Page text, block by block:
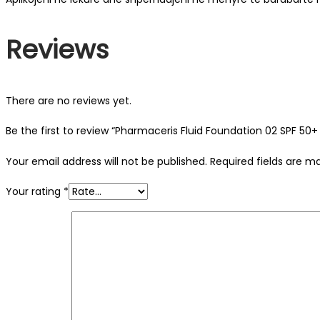
Reviews
There are no reviews yet.
Be the first to review “Pharmaceris Fluid Foundation 02 SPF 50+
Your email address will not be published. Required fields are
Your rating *